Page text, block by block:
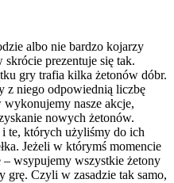
albo nie bardzo kojarzy
prezentuje się tak.
gry trafia kilka żetonów dóbr.
z niego odpowiednią liczbę
nasze akcje,
nowych żetonów.
te, których użyliśmy do ich
Jeżeli w którymś momencie
wsypujemy wszystkie żetony
grę. Czyli w zasadzie tak samo,